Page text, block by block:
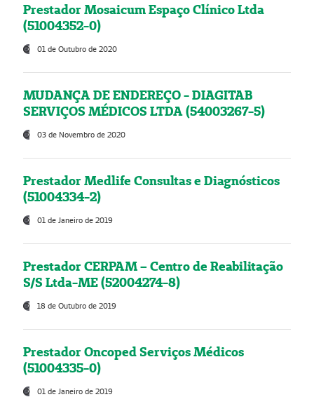
Prestador Mosaicum Espaço Clínico Ltda
(51004352-0)
01 de Outubro de 2020
MUDANÇA DE ENDEREÇO - DIAGITAB
SERVIÇOS MÉDICOS LTDA (54003267-5)
03 de Novembro de 2020
Prestador Medlife Consultas e Diagnósticos
(51004334-2)
01 de Janeiro de 2019
Prestador CERPAM – Centro de Reabilitação
S/S Ltda-ME (52004274-8)
18 de Outubro de 2019
Prestador Oncoped Serviços Médicos
(51004335-0)
01 de Janeiro de 2019